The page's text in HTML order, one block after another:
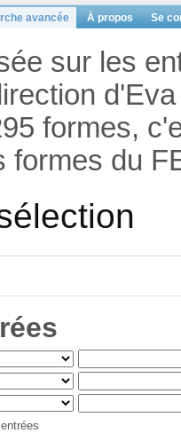
avancée À propos Se
sur les
formes,
formes du